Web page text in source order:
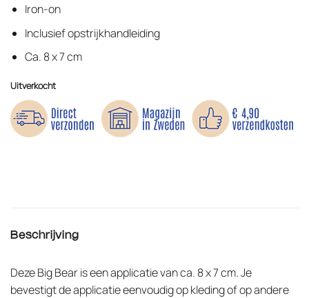
Iron-on
Inclusief opstrijkhandleiding
Ca. 8 x 7 cm
Uitverkocht
Beschrijving
Deze Big Bear is een applicatie van ca. 8 x 7 cm. Je
bevestigt de applicatie eenvoudig op kleding of op andere